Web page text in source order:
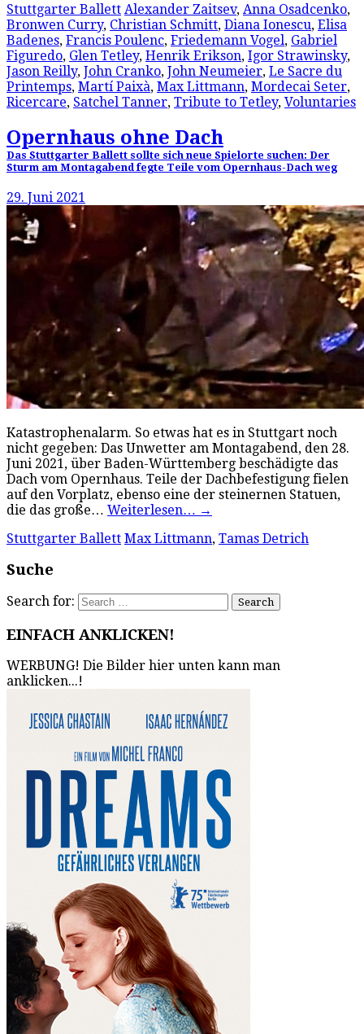
Stuttgarter Ballett Alexander Zaitsev, Anna Osadcenko,
Bronwen Curry, Christian Schmitt, Diana Ionescu, Elisa
Badenes, Francis Poulenc, Friedemann Vogel, Gabriel
Figuredo, Glen Tetley, Henrik Erikson, Igor Strawinsky,
Jason Reilly, John Cranko, John Neumeier, Le Sacre du
Printemps, Martí Paixà, Max Littmann, Mordecai Seter,
Ricercare, Satchel Tanner, Tribute to Tetley, Voluntaries
Opernhaus ohne Dach
Das Stuttgarter Ballett sollte sich neue Spielorte suchen: Der
Sturm am Montagabend fegte Teile vom Opernhaus-Dach weg
29. Juni 2021
Katastrophenalarm. So etwas hat es in Stuttgart noch
nicht gegeben: Das Unwetter am Montagabend, den 28.
Juni 2021, über Baden-Württemberg beschädigte das
Dach vom Opernhaus. Teile der Dachbefestigung fielen
auf den Vorplatz, ebenso eine der steinernen Statuen,
die das große… Weiterlesen… →
Stuttgarter Ballett Max Littmann, Tamas Detrich
Suche
Search for:
EINFACH ANKLICKEN!
WERBUNG! Die Bilder hier unten kann man
anklicken...!